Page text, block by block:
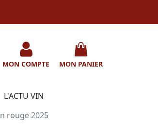
MON COMPTE MON PANIER
L'ACTU VIN
rouge 2025